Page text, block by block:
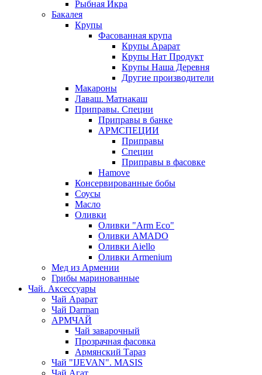
Рыбная Икра
Бакалея
Крупы
Фасованная крупа
Крупы Арарат
Крупы Нат Продукт
Крупы Наша Деревня
Другие производители
Макароны
Лаваш. Матнакаш
Приправы. Специи
Приправы в банке
АРМСПЕЦИИ
Приправы
Специи
Приправы в фасовке
Hamove
Консервированные бобы
Соусы
Масло
Оливки
Оливки "Arm Eco"
Оливки AMADO
Оливки Aiello
Оливки Armenium
Мед из Армении
Грибы маринованные
Чай. Аксессуары
Чай Арарат
Чай Darman
АРМЧАЙ
Чай заварочный
Прозрачная фасовка
Армянский Тараз
Чай "IJEVAN". MASIS
Чай Агат